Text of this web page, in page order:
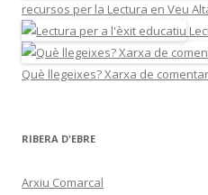
recursos per la Lectura en Veu
Què llegeixes? Xarxa de
RIBERA D'EBRE
Arxiu Comarcal